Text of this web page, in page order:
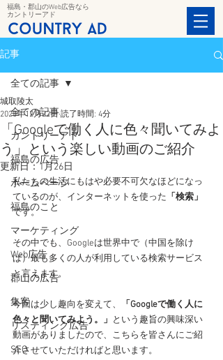
福島・郡山のWeb広告なら
カントリーアド
記事
全ての記事
カントリーアド
福島の広告
ホームページ
福島のこと
マーケティング
Web広告
郡山の広告
集客
リスティング広告
SEO
全ての記事
「Googleで働く人に色々聞いてみよ
う」という楽しい動画のご紹介
城取陵太
2020年12月22日 読了時間: 4分
更新日：1月26日
私たちの生活にもはや必要不可欠なほどになっ
ているのが、インターネットを使った 「検索」
です。
その中でも、Googleは世界中で（中国を除け
ば）最も多くの人が利用している検索サービス
と言えます。
今回は少し趣向を変えて、
「Googleで働く人に
色々と聞いてみよう。」 という趣旨の興味深い
動画がありましたので、こちらを皆さんにご紹
介させていただければと思います。